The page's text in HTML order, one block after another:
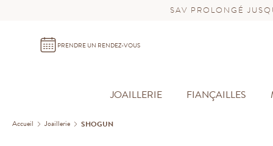
SAV PROLONGÉ
PRENDRE UN RENDEZ-VOUS
JOAILLERIE FIANÇAILLES
Accueil Joaillerie SHOGUN